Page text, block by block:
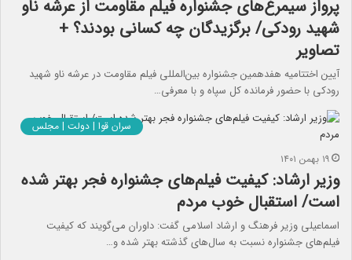
پرواز سیمرغ‌های جشنواره فیلم مقاومت از عرشه ناو
شهید رودکی/ برگزیدگان چه کسانی بودند؟ +
تصاویر
آیین اختتامیه هفدهمین جشنواره بین‌المللی فیلم مقاومت در عرشه ناو شهید
رودکی با حضور فرمانده کل سپاه و با معرفی…
سران قوا | دولت | مجلس
۱۹ بهمن ۱۴۰۱
وزیر ارشاد: کیفیت فیلم‌های جشنواره فجر بهتر شده
است/ استقبال خوب مردم
اسماعیلی وزیر فرهنگ و ارشاد اسلامی گفت: داوران می‌گویند که کیفیت
فیلم‌های جشنواره نسبت به سال‌های گذشته بهتر شده و…